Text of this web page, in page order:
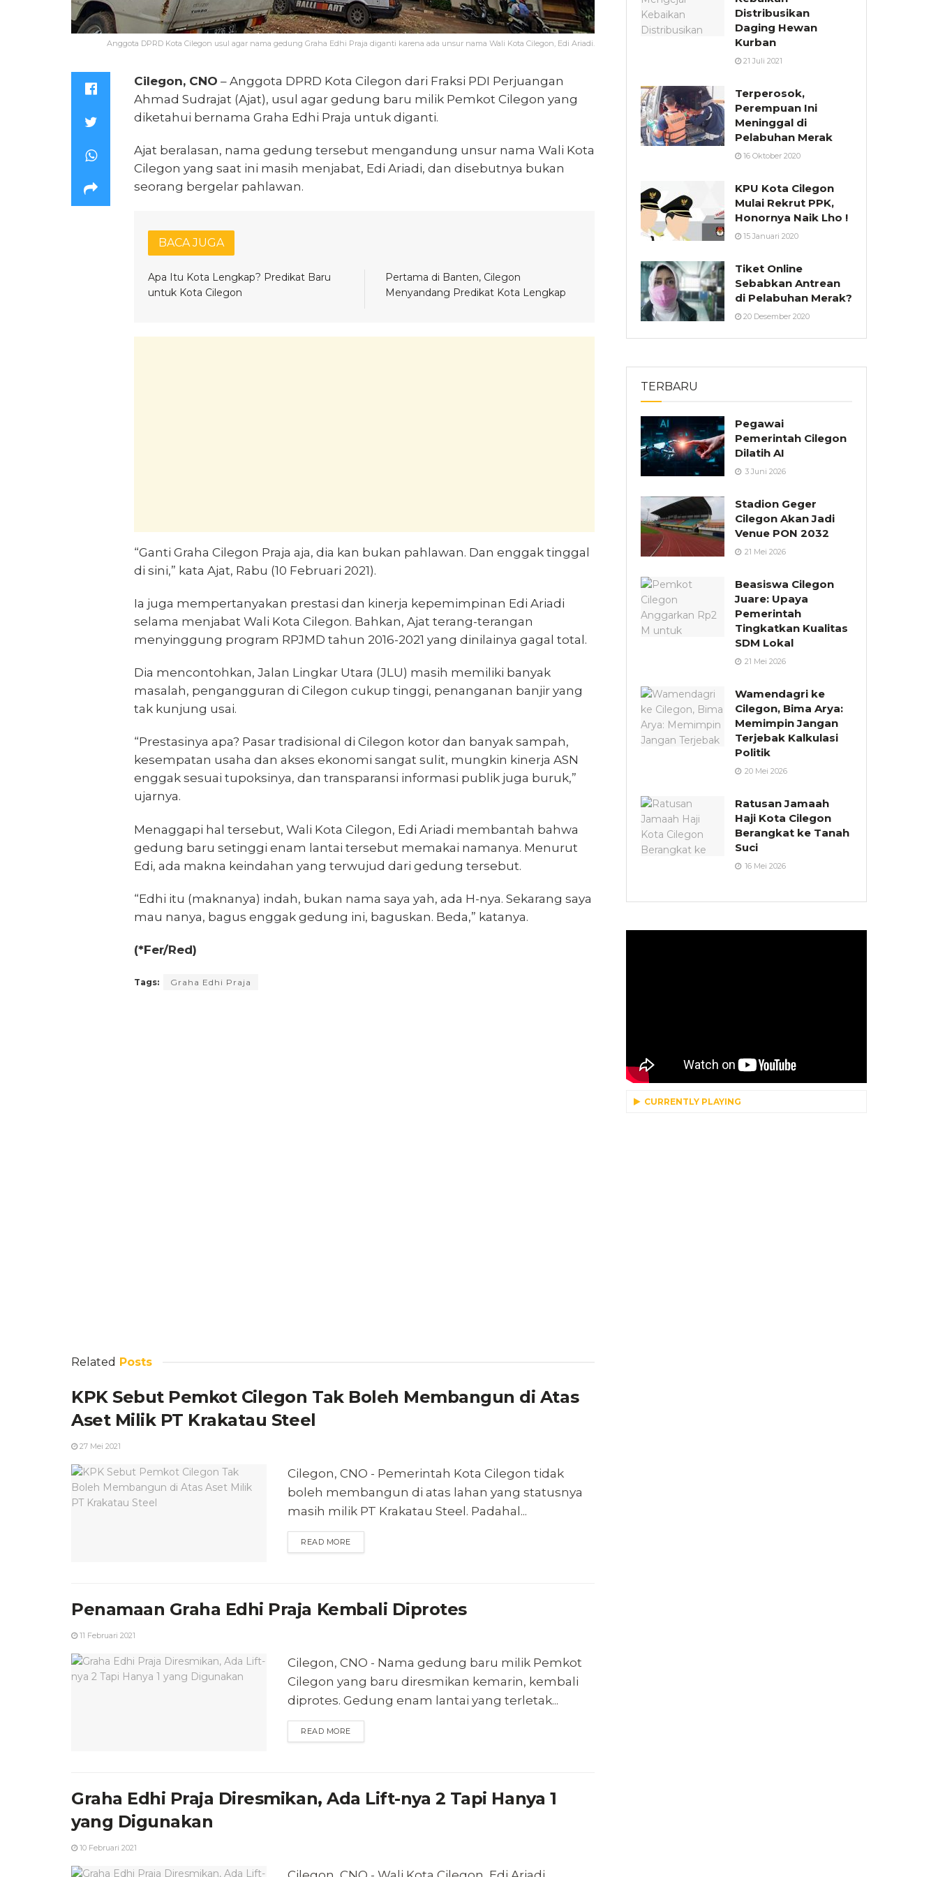
Anggota DPRD Kota Cilegon usul agar nama gedung Graha Edhi Praja diganti karena ada unsur nama Wali Kota Cilegon, Edi Ariadi.
Cilegon, CNO – Anggota DPRD Kota Cilegon dari Fraksi PDI Perjuangan
Ahmad Sudrajat (Ajat), usul agar gedung baru milik Pemkot Cilegon yang
diketahui bernama Graha Edhi Praja untuk diganti.
Ajat beralasan, nama gedung tersebut mengandung unsur nama Wali Kota
Cilegon yang saat ini masih menjabat, Edi Ariadi, dan disebutnya bukan
seorang bergelar pahlawan.
BACA JUGA
Apa Itu Kota Lengkap? Predikat Baru
untuk Kota Cilegon
Pertama di Banten, Cilegon
Menyandang Predikat Kota Lengkap
“Ganti Graha Cilegon Praja aja, dia kan bukan pahlawan. Dan enggak tinggal
di sini,” kata Ajat, Rabu (10 Februari 2021).
Ia juga mempertanyakan prestasi dan kinerja kepemimpinan Edi Ariadi
selama menjabat Wali Kota Cilegon. Bahkan, Ajat terang-terangan
menyinggung program RPJMD tahun 2016-2021 yang dinilainya gagal total.
Dia mencontohkan, Jalan Lingkar Utara (JLU) masih memiliki banyak
masalah, pengangguran di Cilegon cukup tinggi, penanganan banjir yang
tak kunjung usai.
“Prestasinya apa? Pasar tradisional di Cilegon kotor dan banyak sampah,
kesempatan usaha dan akses ekonomi sangat sulit, mungkin kinerja ASN
enggak sesuai tupoksinya, dan transparansi informasi publik juga buruk,”
ujarnya.
Menaggapi hal tersebut, Wali Kota Cilegon, Edi Ariadi membantah bahwa
gedung baru setinggi enam lantai tersebut memakai namanya. Menurut
Edi, ada makna keindahan yang terwujud dari gedung tersebut.
“Edhi itu (maknanya) indah, bukan nama saya yah, ada H-nya. Sekarang saya
mau nanya, bagus enggak gedung ini, baguskan. Beda,” katanya.
(*Fer/Red)
Tags: Graha Edhi Praja
Related Posts
KPK Sebut Pemkot Cilegon Tak Boleh Membangun di Atas
Aset Milik PT Krakatau Steel
27 Mei 2021
Cilegon, CNO - Pemerintah Kota Cilegon tidak
boleh membangun di atas lahan yang statusnya
masih milik PT Krakatau Steel. Padahal...
READ MORE
Penamaan Graha Edhi Praja Kembali Diprotes
11 Februari 2021
Cilegon, CNO - Nama gedung baru milik Pemkot
Cilegon yang baru diresmikan kemarin, kembali
diprotes. Gedung enam lantai yang terletak...
READ MORE
Graha Edhi Praja Diresmikan, Ada Lift-nya 2 Tapi Hanya 1
yang Digunakan
10 Februari 2021
Distribusikan
Daging Hewan
Kurban
21 Juli 2021
Terperosok,
Perempuan Ini
Meninggal di
Pelabuhan Merak
16 Oktober 2020
KPU Kota Cilegon
Mulai Rekrut PPK,
Honornya Naik Lho !
15 Januari 2020
Tiket Online
Sebabkan Antrean
di Pelabuhan Merak?
20 Desember 2020
TERBARU
Pegawai
Pemerintah Cilegon
Dilatih AI
3 Juni 2026
Stadion Geger
Cilegon Akan Jadi
Venue PON 2032
21 Mei 2026
Beasiswa Cilegon
Juare: Upaya
Pemerintah
Tingkatkan Kualitas
SDM Lokal
21 Mei 2026
Wamendagri ke
Cilegon, Bima Arya:
Memimpin Jangan
Terjebak Kalkulasi
Politik
20 Mei 2026
Ratusan Jamaah
Haji Kota Cilegon
Berangkat ke Tanah
Suci
16 Mei 2026
CURRENTLY PLAYING